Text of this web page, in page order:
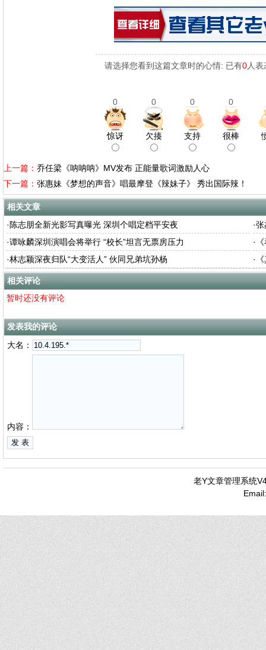
请选择您看到这篇文章时的心情: 已有0人
0 0 0 0
惊讶 欠揍 支持 很棒
上一篇： 乔任梁《呐呐呐》MV发布 正能量歌词激励人心
下一篇： 张惠妹《梦想的声音》唱最摩登《辣妹子》 秀出国际辣！
相关文章
·陈志朋全新光影写真曝光 深圳个唱定档平安夜 ·张
·谭咏麟深圳演唱会将举行 “校长”坦言无票房压力 ·
·林志颖深夜归队“大变活人” 伙同兄弟坑孙杨 ·
相关评论
暂时还没有评论
发表我的评论
大名：
内容：
老Y文章管理系统